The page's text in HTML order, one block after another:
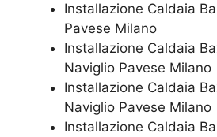
Installazione Caldaia
Pavese Milano
Installazione Caldaia
Naviglio Pavese Milano
Installazione Caldaia
Naviglio Pavese Milano
Installazione Caldaia